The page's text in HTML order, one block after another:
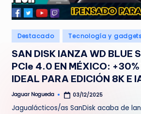
e
d
aPublicado
en
Destacado Tecnología y
SAN DISK lANZA WD BLUE
PCIe 4.0 EN MÉXICO:
IDEAL PARA EDICIÓN 8K E
Publicado
Jaguar Nogueda 03/12/2025
Jagualácticos/as SanDisk acaba de